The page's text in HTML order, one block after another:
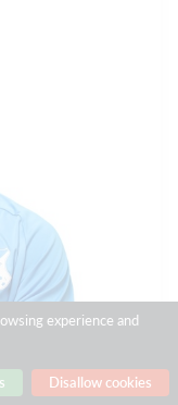
experience and
Disallow cookies